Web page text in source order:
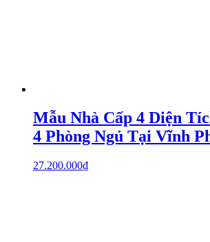
Mẫu Nhà Cấp 4 Diện
4 Phòng Ngủ Tại Vĩnh
27.200.000₫